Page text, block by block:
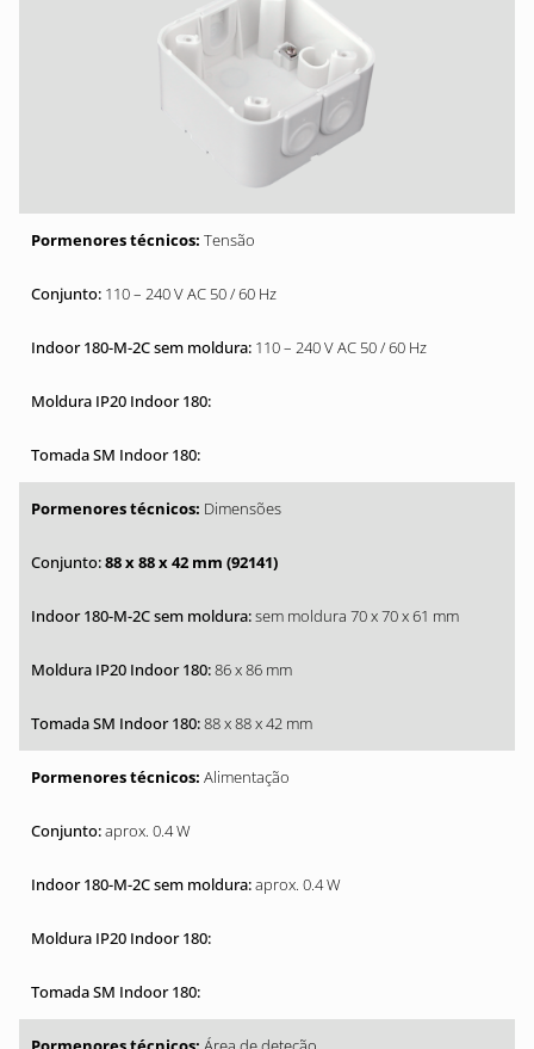
Tensão
110 – 240 V AC 50 / 60 Hz
110 – 240 V AC 50 / 60 Hz
Dimensões
88 x 88 x 42 mm (92141)
sem moldura 70 x 70 x 61 mm
86 x 86 mm
88 x 88 x 42 mm
Alimentação
aprox. 0.4 W
aprox. 0.4 W